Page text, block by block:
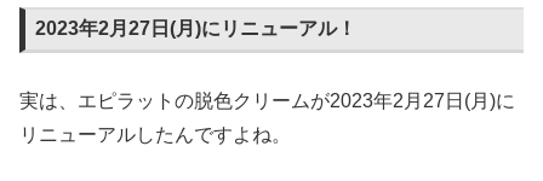
2023年2月27日(月)にリニューアル！
実は、エピラットの脱色クリームが2023年2月27日(月)に
リニューアルしたんですよね。